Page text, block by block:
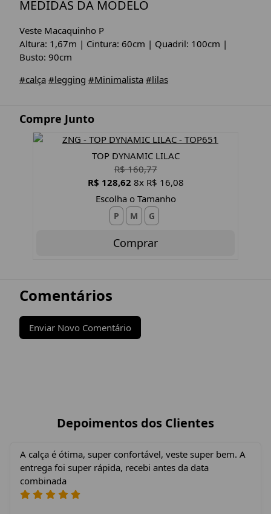
MEDIDAS DA MODELO
Veste Macaquinho P
Altura: 1,67m | Cintura: 60cm | Quadril: 100cm |
Busto: 90cm
#calça #legging #Minimalista #lilas
Compre Junto
TOP DYNAMIC LILAC
R$ 160,77
R$ 128,62 8x R$ 16,08
Escolha o Tamanho
P M G
Comprar
Comentários
Enviar Novo Comentário
Depoimentos dos Clientes
A calça é ótima, super confortável, veste super bem. A
entrega foi super rápida, recebi antes da data
combinada